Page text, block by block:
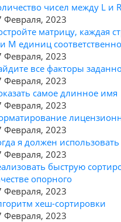
чисел между L и
Февраля, 2023
матрицу, каждая
M единиц
Февраля, 2023
все факторы
Февраля, 2023
самое длинное имя
Февраля, 2023
Февраля, 2023
я должен
Февраля, 2023
быструю
опорного
Февраля, 2023
хеш-сортировки
Февраля, 2023